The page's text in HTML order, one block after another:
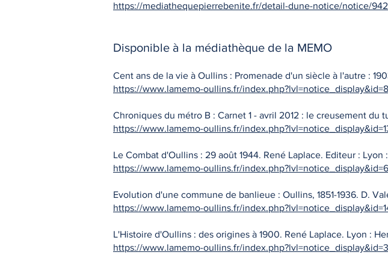
https://mediathequepierrebenite.fr/detail-dune-notice/notice/
Disponible à la médiathèque de la MEMO
Cent ans de la vie à Oullins : Promenade d'un siècle à l'autre :
https://www.lamemo-oullins.fr/
Chroniques du métro B : Carnet 1 - avril 2012 : le creusement
https://www.lamemo-oullins.fr/
Le Combat d'Oullins : 29 août 1944. René Laplace. Editeur : Lyon
https://www.lamemo-oullins.fr/
Evolution d'une commune de banlieue : Oullins, 1851-1936. D.
https://www.lamemo-oullins.fr/
L'Histoire d'Oullins : des origines à 1900. René Laplace. Lyon :
https://www.lamemo-oullins.fr/